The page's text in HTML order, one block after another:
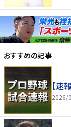
おすすめの記事
【速
2026/